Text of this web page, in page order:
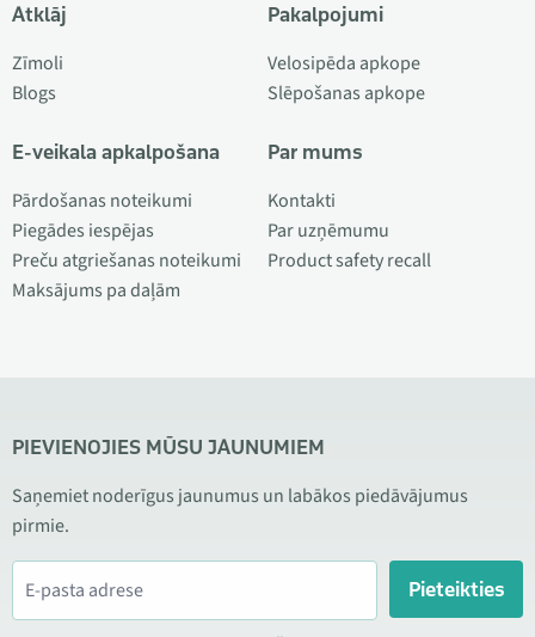
Atklāj
Zīmoli
Blogs
E-veikala apkalpošana
Pārdošanas noteikumi
Piegādes iespējas
Preču atgriešanas noteikumi
Maksājums pa daļām
Pakalpojumi
Velosipēda apkope
Slēpošanas apkope
Par mums
Kontakti
Par uzņēmumu
Product safety recall
PIEVIENOJIES MŪSU JAUNUMIEM
Saņemiet noderīgus jaunumus un labākos piedāvājumus
pirmie.
Pieteikties